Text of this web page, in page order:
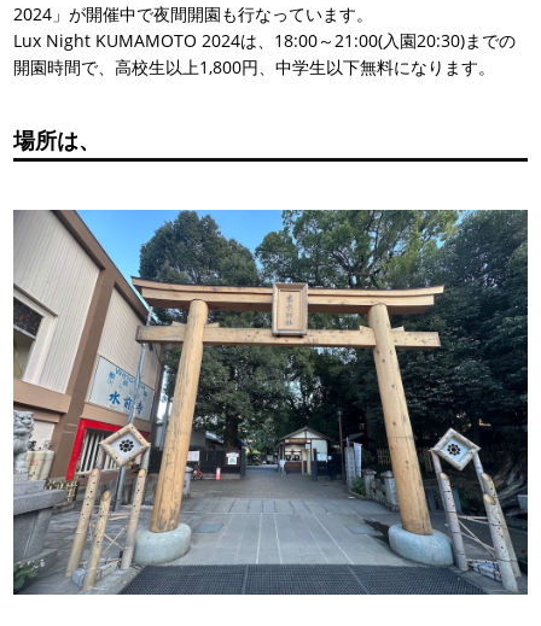
2024」が開催中で夜間開園も行なっています。
Lux Night KUMAMOTO 2024は、18:00～21:00(入園20:30)までの
開園時間で、高校生以上1,800円、中学生以下無料になります。
場所は、